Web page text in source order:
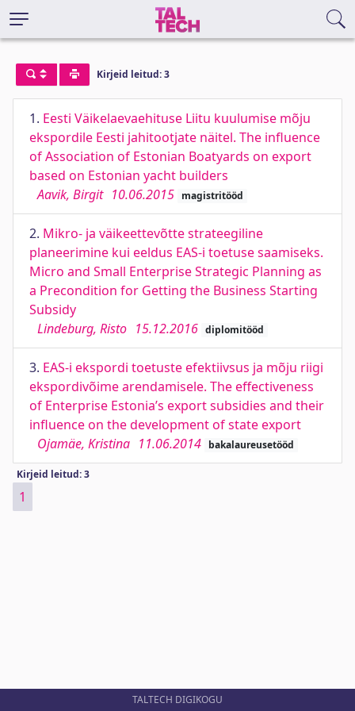
Kirjeid leitud: 3
1. Eesti Väikelaevaehituse Liitu kuulumise mõju
ekspordile Eesti jahitootjate näitel. The influence
of Association of Estonian Boatyards on export
based on Estonian yacht builders
Aavik, Birgit 10.06.2015 magistritööd
2. Mikro- ja väikeettevõtte strateegiline
planeerimine kui eeldus EAS-i toetuse saamiseks.
Micro and Small Enterprise Strategic Planning as
a Precondition for Getting the Business Starting
Subsidy
Lindeburg, Risto 15.12.2016 diplomitööd
3. EAS-i ekspordi toetuste efektiivsus ja mõju riigi
ekspordivõime arendamisele. The effectiveness
of Enterprise Estonia’s export subsidies and their
influence on the development of state export
Ojamäe, Kristina 11.06.2014 bakalaureusetööd
Kirjeid leitud: 3
1
TALTECH DIGIKOGU